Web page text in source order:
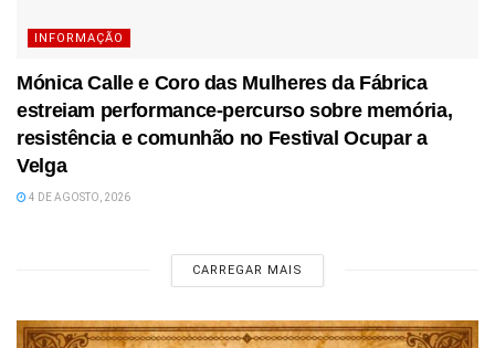
INFORMAÇÃO
Mónica Calle e Coro das Mulheres da Fábrica
estreiam performance-percurso sobre memória,
resistência e comunhão no Festival Ocupar a
Velga
4 DE AGOSTO, 2026
CARREGAR MAIS